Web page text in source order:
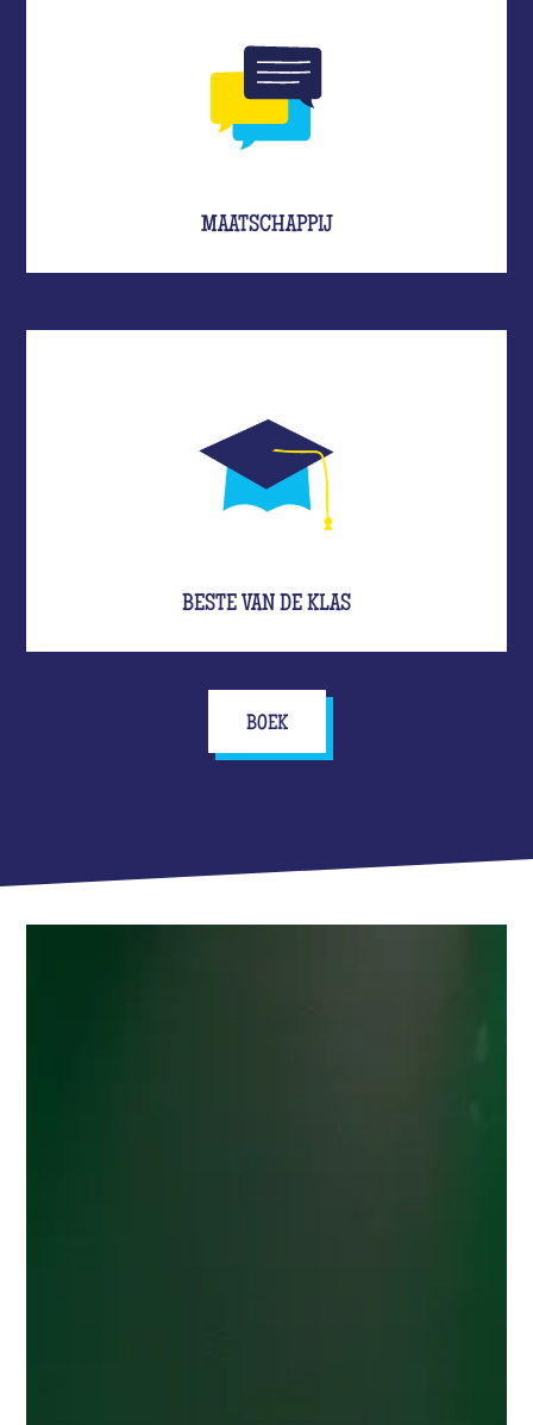
MAATSCHAPPIJ
BESTE VAN DE KLAS
BOEK